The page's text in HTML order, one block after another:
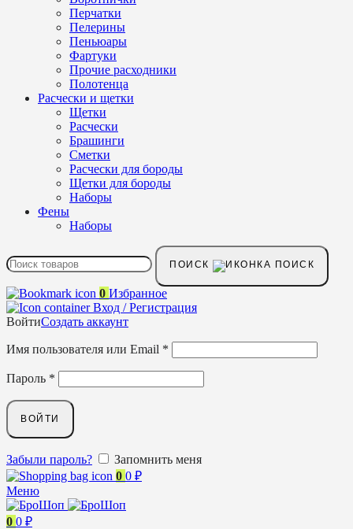
Перчатки
Пелерины
Пеньюары
Фартуки
Прочие расходники
Полотенца
Расчески и щетки
Щетки
Расчески
Брашинги
Сметки
Расчески для бороды
Щетки для бороды
Наборы
Фены
Наборы
ПОИСК
0 Избранное
Вход / Регистрация
ВойтиСоздать аккаунт
Имя пользователя или Email *
Пароль *
ВОЙТИ
Забыли пароль?
Запомнить меня
0 0 ₽
Меню
0 0 ₽